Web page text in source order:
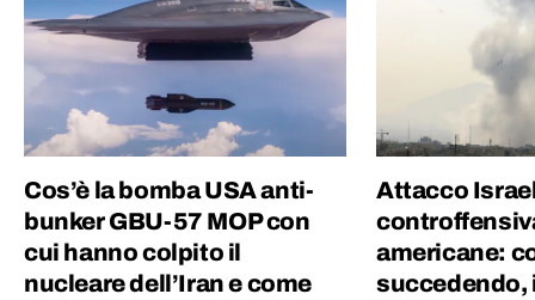
collezionare dischi in vinile.
Cos’è la bomba USA anti-
bunker GBU-57 MOP con
cui hanno colpito il
nucleare dell’Iran e come
Attacco
americane:
succedendo,